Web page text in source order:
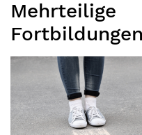
Mehrteilige
Fortbildungen